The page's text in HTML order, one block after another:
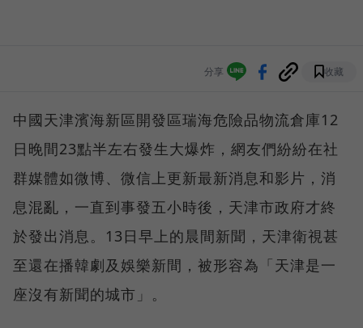
分享 收藏
中國天津濱海新區開發區瑞海危險品物流倉庫12
日晚間23點半左右發生大爆炸，網友們紛紛在社
群媒體如微博、微信上更新最新消息和影片，消
息混亂，一直到事發五小時後，天津市政府才終
於發出消息。13日早上的晨間新聞，天津衛視甚
至還在播韓劇及娛樂新間，被形容為「天津是一
座沒有新聞的城市」。